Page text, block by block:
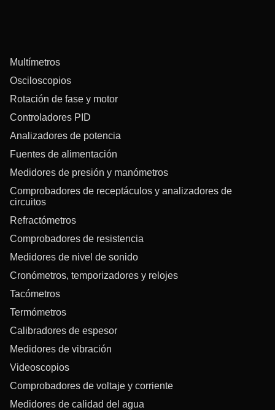
Multímetros
Osciloscopios
Rotación de fase y motor
Controladores PID
Analizadores de potencia
Fuentes de alimentación
Medidores de presión y manómetros
Comprobadores de receptáculos y analizadores de
circuitos
Refractómetros
Comprobadores de resistencia
Medidores de nivel de sonido
Cronómetros, temporizadores y relojes
Tacómetros
Termómetros
Calibradores de espesor
Medidores de vibración
Videoscopios
Comprobadores de voltaje y corriente
Medidores de calidad del agua